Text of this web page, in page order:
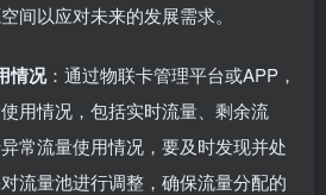
间以应对未来的发展需求。
情况：通过物联卡管理平台或APP，
用情况，包括实时流量、剩余流
常流量使用情况，要及时发现并处
流量池进行调整，确保流量分配的